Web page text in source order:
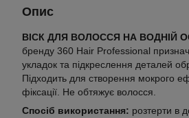
Опис
ВІСК ДЛЯ ВОЛОССЯ НА ВОДНІЙ
бренду 360 Hair Professional
укладок та підкреслення деталей
Підходить для створення мокрого
фіксації. Не обтяжує волосся.
Спосіб використання: розтерти в